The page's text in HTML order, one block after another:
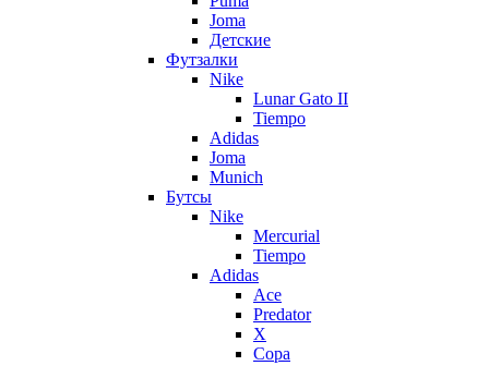
Joma
Детские
Футзалки
Nike
Lunar Gato II
Tiempo
Adidas
Joma
Munich
Бутсы
Nike
Mercurial
Tiempo
Adidas
Ace
Predator
X
Copa